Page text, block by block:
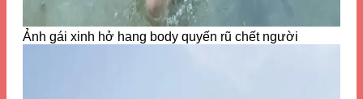
Ảnh gái xinh hở hang body quyến rũ chết người